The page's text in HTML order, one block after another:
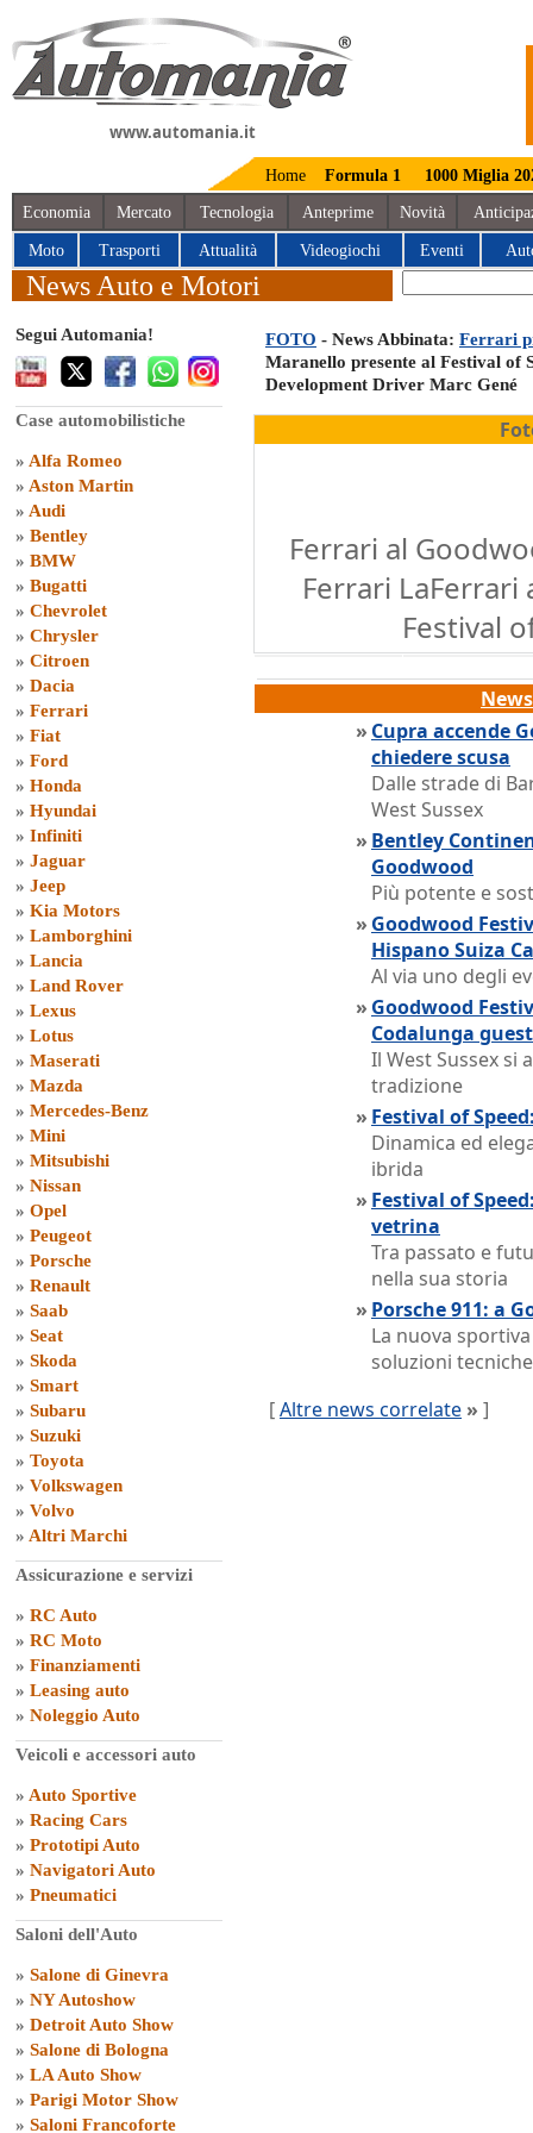
www.automania.it
Home Formula 1 1000 Miglia
Economia Mercato Tecnologia Anteprime Novità
Moto Trasporti Attualità Videogiochi Eventi
News Auto e Motori
Segui Automania!
Case automobilistiche
» Alfa Romeo
» Aston Martin
» Audi
» Bentley
» BMW
» Bugatti
» Chevrolet
» Chrysler
» Citroen
» Dacia
» Ferrari
» Fiat
» Ford
» Honda
» Hyundai
» Infiniti
» Jaguar
» Jeep
» Kia Motors
» Lamborghini
» Lancia
» Land Rover
» Lexus
» Lotus
» Maserati
» Mazda
» Mercedes-Benz
» Mini
» Mitsubishi
» Nissan
» Opel
» Peugeot
» Porsche
» Renault
» Saab
» Seat
» Skoda
» Smart
» Subaru
» Suzuki
» Toyota
» Volkswagen
» Volvo
» Altri Marchi
Assicurazione e servizi
» RC Auto
» RC Moto
» Finanziamenti
» Leasing auto
» Noleggio Auto
Veicoli e accessori auto
» Auto Sportive
» Racing Cars
» Prototipi Auto
» Navigatori Auto
» Pneumatici
Saloni dell'Auto
» Salone di Ginevra
» NY Autoshow
» Detroit Auto Show
» Salone di Bologna
» LA Auto Show
» Parigi Motor Show
» Saloni Francoforte
FOTO - News Abbinata: Ferrari
Maranello presente al Festival of
Development Driver Marc Gené
Ferrari al
Ferrari
Festival
» Cupra accende
chiedere scusa
Dalle strade di
West Sussex
» Bentley
Goodwood
Più potente e
» Goodwood
Hispano Suiza
Al via uno degli
» Goodwood
Codalunga
Il West Sussex si
tradizione
» Festival of
Dinamica ed
ibrida
» Festival of
vetrina
Tra passato e
nella sua storia
» Porsche 911: a
La nuova
soluzioni
[Altre news correlate » ]